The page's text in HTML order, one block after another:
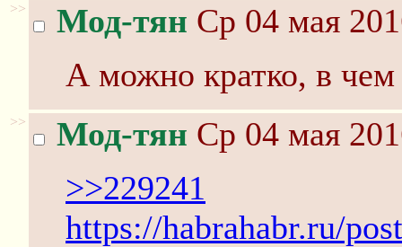
>> Мод-тян Ср 04 мая
А можно кратко, в чем
>> Мод-тян Ср 04 мая
>>229241
https://habrahabr.ru/